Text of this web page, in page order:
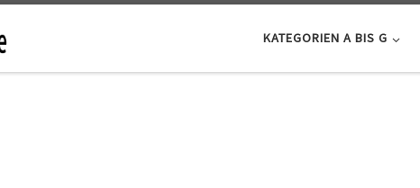
KATEGORIEN A BIS G